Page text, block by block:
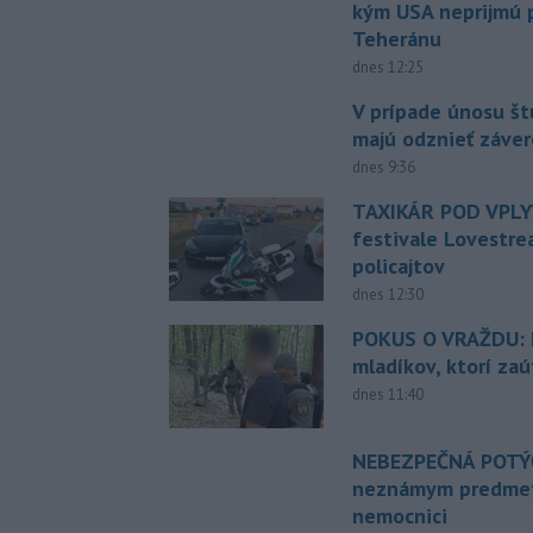
kým USA neprijmú
Teheránu
dnes 12:25
V prípade únosu
majú odznieť
dnes 9:36
TAXIKÁR POD
festivale
policajtov
dnes 12:30
POKUS O
mladíkov, ktorí
dnes 11:40
NEBEZPEČNÁ
neznámym
nemocnici